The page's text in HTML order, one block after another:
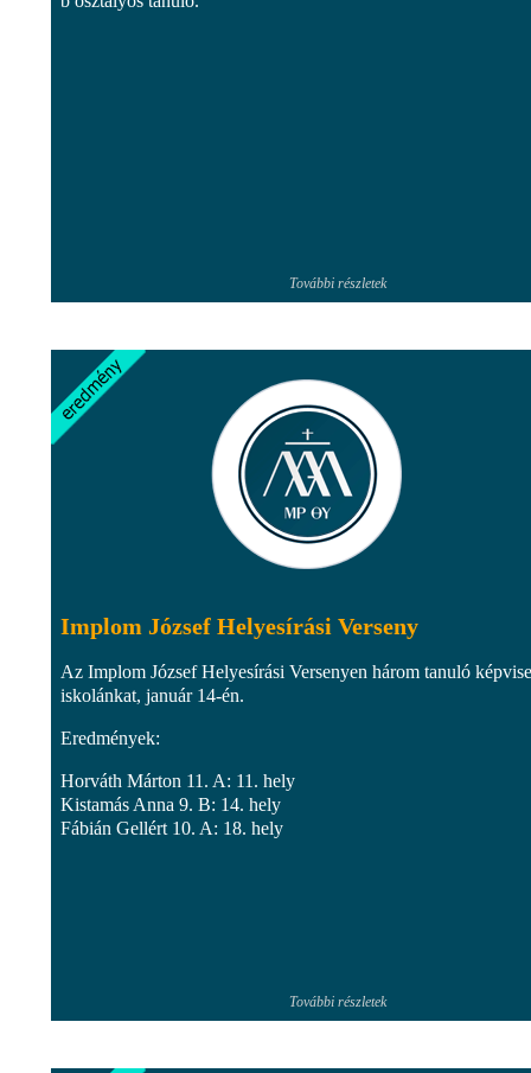
További részletek
Implom József Helyesírási Verseny
Az Implom József Helyesírási Versenyen három tanuló
iskolánkat, január 14-én.
Eredmények:
Horváth Márton 11. A: 11. hely
Kistamás Anna 9. B: 14. hely
Fábián Gellért 10. A: 18. hely
További részletek